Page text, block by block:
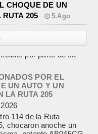
CHOQUE DE UN
205
5.Ago
POR EL
UN AUTO Y UN
LA RUTA 205
114 de la Ruta
chocaron anoche un
patente AB045CG,
Mercedes Benz,...